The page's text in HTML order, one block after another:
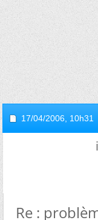
17/04/2006, 10h31
Re :